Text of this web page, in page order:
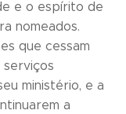
e o espírito de
nomeados.
que cessam
serviços
ministério, e a
a